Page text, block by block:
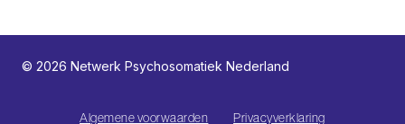
© 2026 Netwerk Psychosomatiek Nederland
Algemene voorwaarden Privacyverklaring